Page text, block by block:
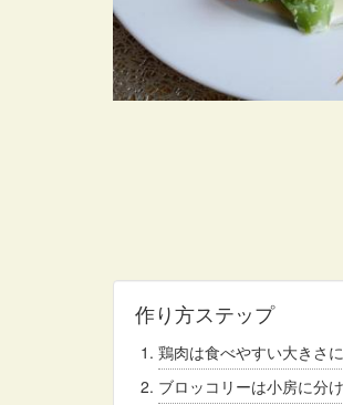
作り方ステップ
鶏肉は食べやすい大きさ
ブロッコリーは小房に分